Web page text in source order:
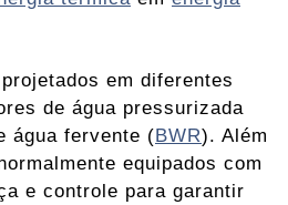
em diferentes
de água pressurizada
água fervente (BWR). Além
equipados com
e controle para garantir